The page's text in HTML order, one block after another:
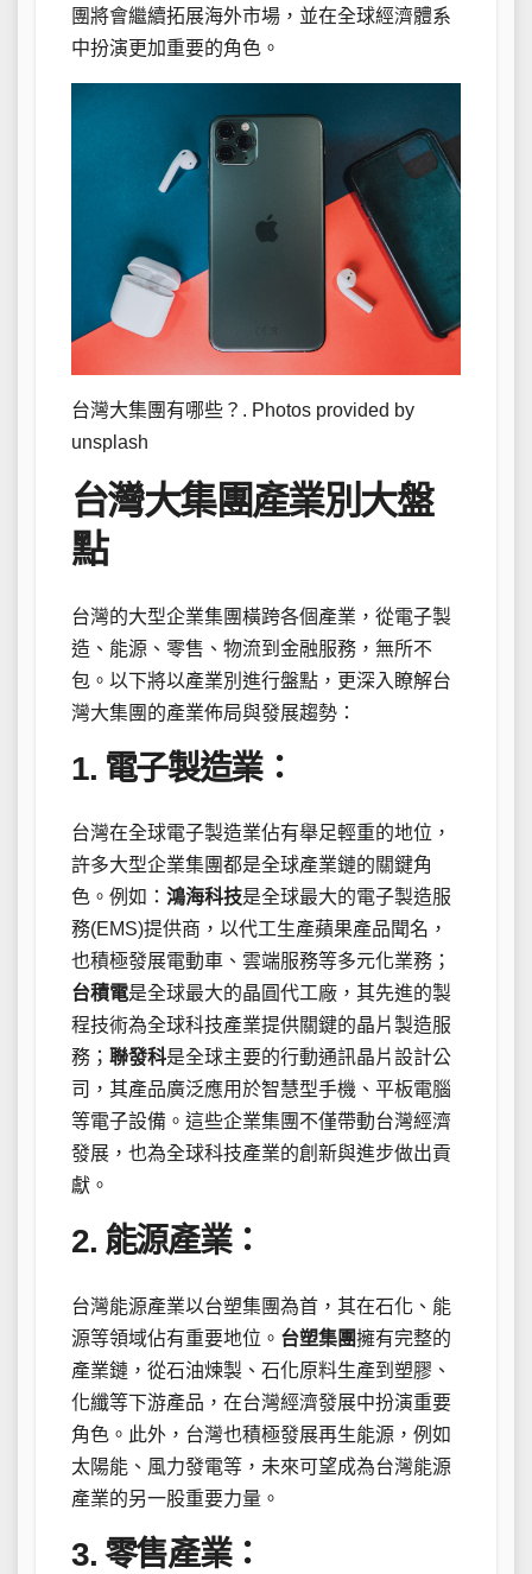
團將會繼續拓展海外市場，並在全球經濟體系
中扮演更加重要的角色。
台灣大集團有哪些？. Photos provided by
unsplash
台灣大集團產業別大盤
點
台灣的大型企業集團橫跨各個產業，從電子製
造、能源、零售、物流到金融服務，無所不
包。以下將以產業別進行盤點，更深入瞭解台
灣大集團的產業佈局與發展趨勢：
1. 電子製造業：
台灣在全球電子製造業佔有舉足輕重的地位，
許多大型企業集團都是全球產業鏈的關鍵角
色。例如： 鴻海科技是全球最大的電子製造服
務(EMS)提供商，以代工生產蘋果產品聞名，
也積極發展電動車、雲端服務等多元化業務；
台積電是全球最大的晶圓代工廠，其先進的製
程技術為全球科技產業提供關鍵的晶片製造服
務； 聯發科是全球主要的行動通訊晶片設計公
司，其產品廣泛應用於智慧型手機、平板電腦
等電子設備。這些企業集團不僅帶動台灣經濟
發展，也為全球科技產業的創新與進步做出貢
獻。
2. 能源產業：
台灣能源產業以台塑集團為首，其在石化、能
源等領域佔有重要地位。 台塑集團擁有完整的
產業鏈，從石油煉製、石化原料生產到塑膠、
化纖等下游產品，在台灣經濟發展中扮演重要
角色。此外，台灣也積極發展再生能源，例如
太陽能、風力發電等，未來可望成為台灣能源
產業的另一股重要力量。
3. 零售產業：